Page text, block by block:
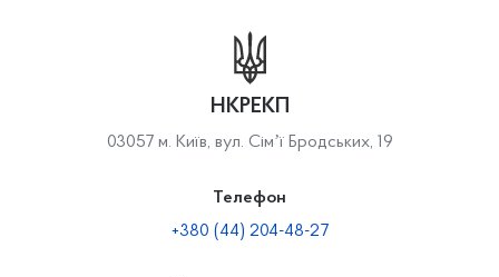
НКРЕКП
03057 м. Київ, вул. Сімʼї Бродських, 19
Телефон
+380 (44) 204-48-27